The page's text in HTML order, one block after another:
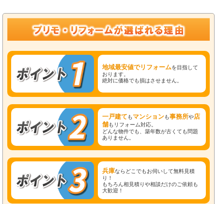
地域最安値でリフォームを目指して
おります。
絶対に価格でも損はさせません。
一戸建て もマンションも事務所や店
舗もリフォーム対応。
どんな物件でも、築年数が古くても問題
ありません。
兵庫ならどこでもお伺いして無料見積
り！
もちろん相見積りや相談だけのご依頼も
大歓迎！